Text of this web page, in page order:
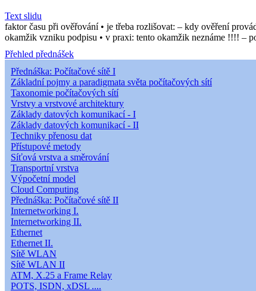
Text slidu
faktor času při ověřování • je třeba rozlišovat: – kdy ověření
okamžik vzniku podpisu • v praxi: tento okamžik neznáme !!!! –
Přehled přednášek
Přednáška: Počítačové sítě I
Základní pojmy a paradigmata světa počítačových sítí
Taxonomie počítačových sítí
Vrstvy a vrstvové architektury
Základy datových komunikací - I
Základy datových komunikací - II
Techniky přenosu dat
Přístupové metody
Síťová vrstva a směrování
Transportní vrstva
Výpočetní model
Cloud Computing
Přednáška: Počítačové sítě II
Internetworking I.
Internetworking II.
Ethernet
Ethernet II.
Sítě WLAN
Sítě WLAN II
ATM, X.25 a Frame Relay
POTS, ISDN, xDSL ....